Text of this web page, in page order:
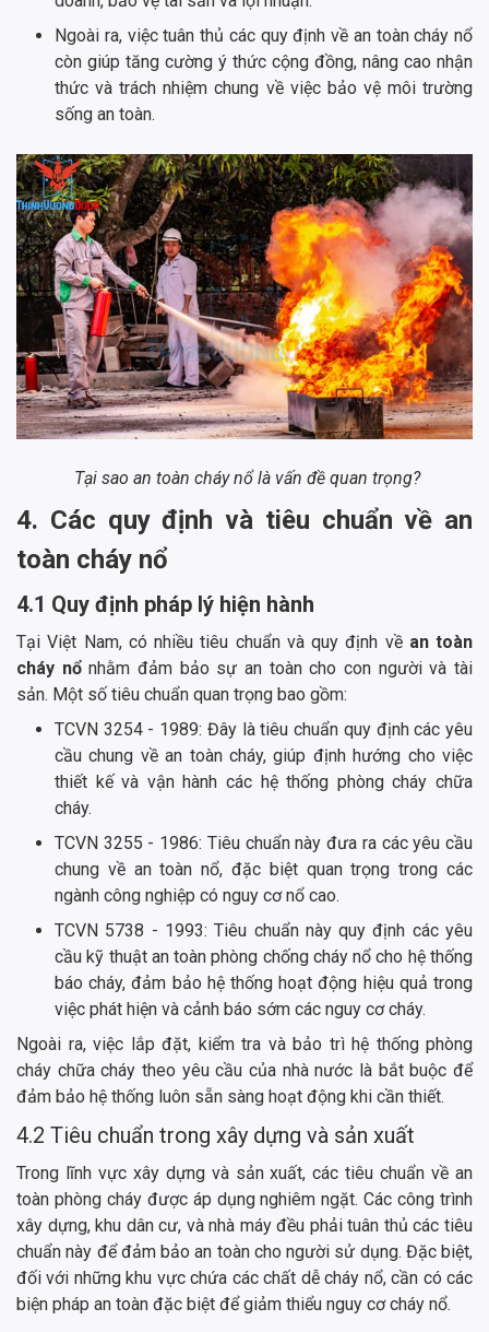
Ngoài ra, việc tuân thủ các quy định về an toàn cháy nổ
còn giúp tăng cường ý thức cộng đồng, nâng cao nhận
thức và trách nhiệm chung về việc bảo vệ môi trường
sống an toàn.
Tại sao an toàn cháy nổ là vấn đề quan trọng?
4. Các quy định và tiêu chuẩn về an
toàn cháy nổ
4.1 Quy định pháp lý hiện hành
Tại Việt Nam, có nhiều tiêu chuẩn và quy định vềan toàn
cháy nổnhằm đảm bảo sự an toàn cho con người và tài
sản. Một số tiêu chuẩn quan trọng bao gồm:
TCVN 3254 - 1989: Đây là tiêu chuẩn quy định các yêu
cầu chung về an toàn cháy, giúp định hướng cho việc
thiết kế và vận hành các hệ thống phòng cháy chữa
cháy.
TCVN 3255 - 1986: Tiêu chuẩn này đưa ra các yêu cầu
chung về an toàn nổ, đặc biệt quan trọng trong các
ngành công nghiệp có nguy cơ nổ cao.
TCVN 5738 - 1993: Tiêu chuẩn này quy định các yêu
cầu kỹ thuật an toàn phòng chống cháy nổ cho hệ thống
báo cháy, đảm bảo hệ thống hoạt động hiệu quả trong
việc phát hiện và cảnh báo sớm các nguy cơ cháy.
Ngoài ra, việc lắp đặt, kiểm tra và bảo trì hệ thống phòng
cháy chữa cháy theo yêu cầu của nhà nước là bắt buộc để
đảm bảo hệ thống luôn sẵn sàng hoạt động khi cần thiết.
4.2 Tiêu chuẩn trong xây dựng và sản xuất
Trong lĩnh vực xây dựng và sản xuất, các tiêu chuẩn về an
toàn phòng cháy được áp dụng nghiêm ngặt. Các công trình
xây dựng, khu dân cư, và nhà máy đều phải tuân thủ các tiêu
chuẩn này để đảm bảo an toàn cho người sử dụng. Đặc biệt,
đối với những khu vực chứa các chất dễ cháy nổ, cần có các
biện pháp an toàn đặc biệt để giảm thiểu nguy cơ cháy nổ.